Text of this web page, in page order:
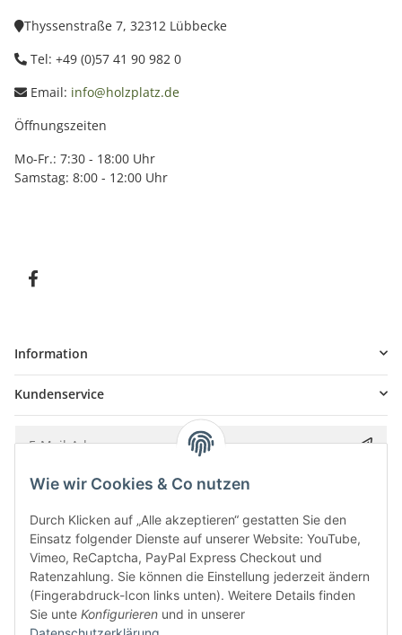
Thyssenstraße 7, 32312 Lübbecke
Tel: +49 (0)57 41 90 982 0
Email: info@holzplatz.de
Öffnungszeiten
Mo-Fr.: 7:30 - 18:00 Uhr
Samstag: 8:00 - 12:00 Uhr
Information
Kundenservice
Bitte senden Sie mir entsprechend IhrerDatenschutzerklärung
Wie wir Cookies & Co nutzen
Durch Klicken auf „Alle akzeptieren“ gestatten Sie den
Einsatz folgender Dienste auf unserer Website: YouTube,
Vimeo, ReCaptcha, PayPal Express Checkout und
Ratenzahlung. Sie können die Einstellung jederzeit ändern
(Fingerabdruck-Icon links unten). Weitere Details finden
Sie unte Konfigurieren und in unserer